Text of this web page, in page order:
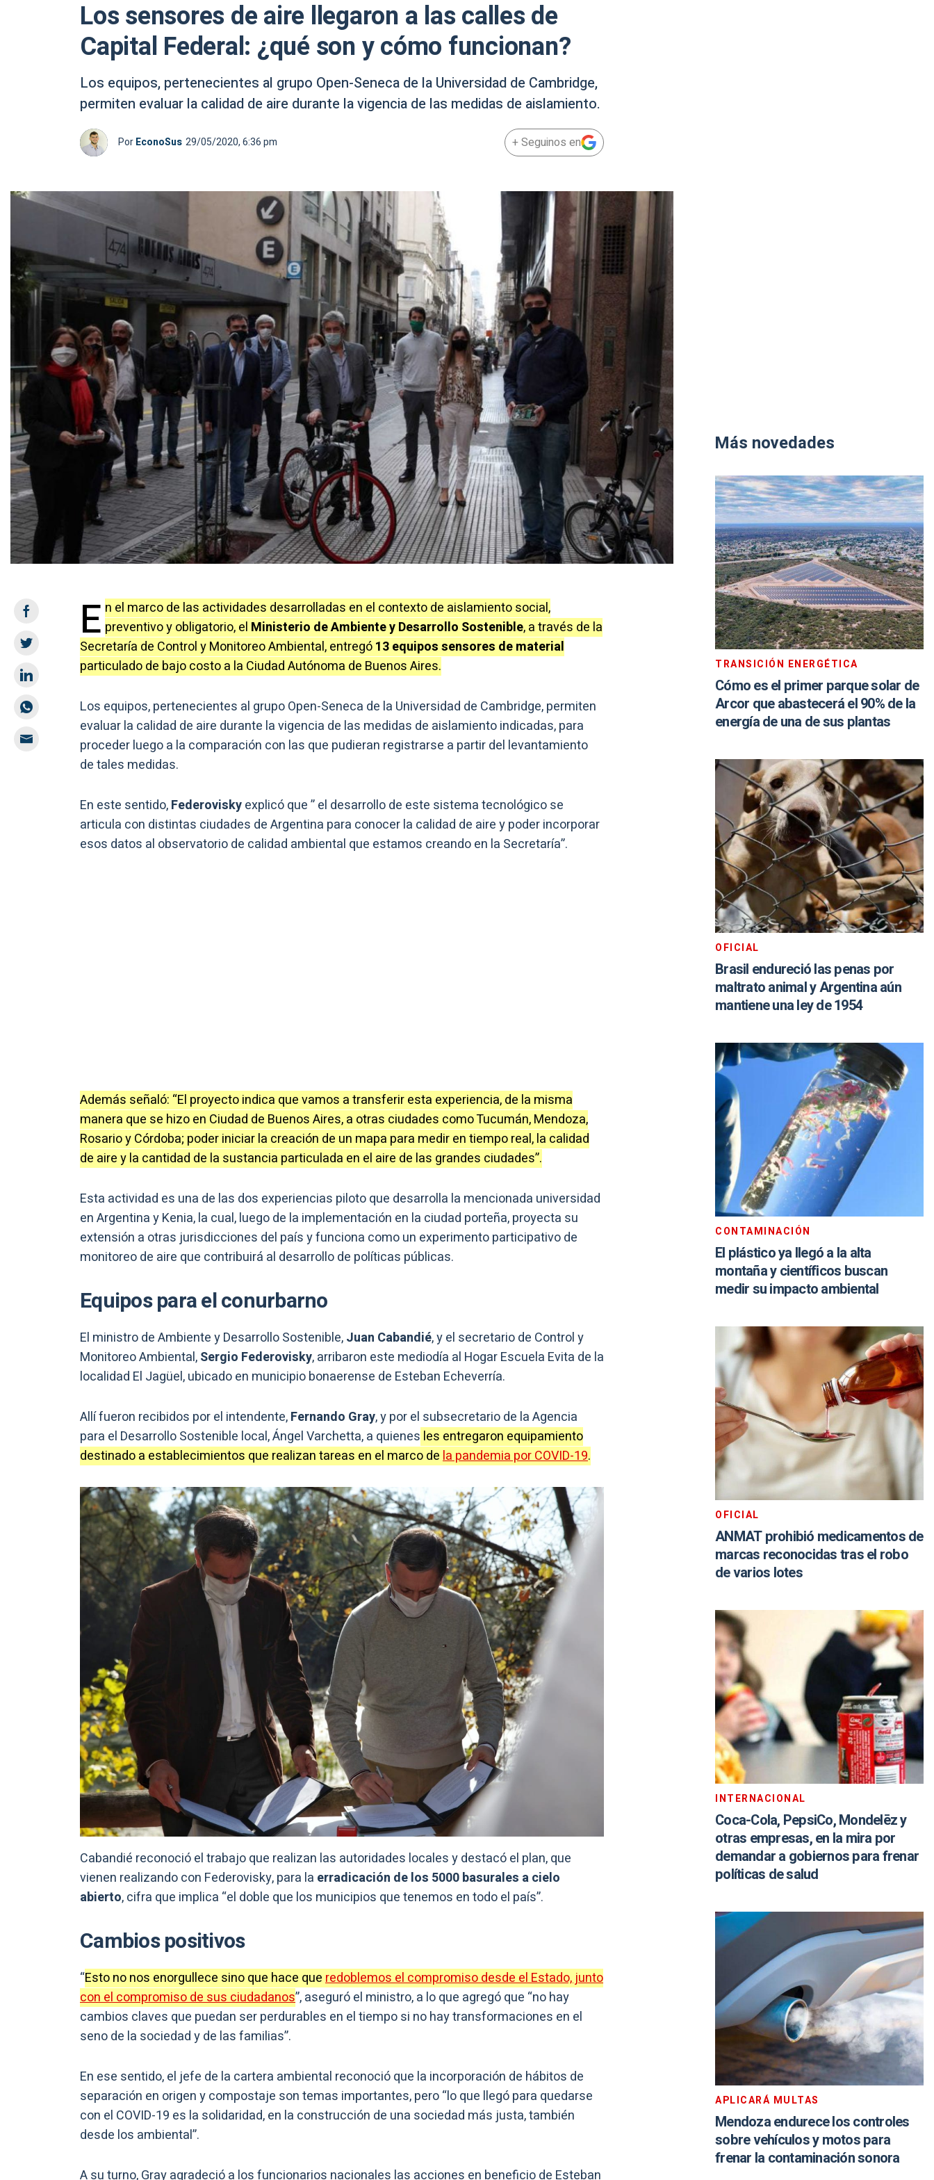
Los sensores de aire llegaron a las calles de
Capital Federal: ¿qué son y cómo funcionan?
Los equipos, pertenecientes al grupo Open-Seneca de la Universidad de Cambridge,
permiten evaluar la calidad de aire durante la vigencia de las medidas de aislamiento.
PorEconoSus 29/05/2020, 6:36 pm + Seguinos en
E n el marco de las actividades desarrolladas en el contexto de aislamiento social,
preventivo y obligatorio, el Ministerio de Ambiente y Desarrollo Sostenible, a través de la
Secretaría de Control y Monitoreo Ambiental, entregó13 equipos sensores de material
particulado de bajo costo a la Ciudad Autónoma de Buenos Aires.
Los equipos, pertenecientes al grupo Open-Seneca de la Universidad de Cambridge, permiten
evaluar la calidad de aire durante la vigencia de las medidas de aislamiento indicadas, para
proceder luego a la comparación con las que pudieran registrarse a partir del levantamiento
de tales medidas.
En este sentido,Federoviskyexplicó que ” el desarrollo de este sistema tecnológico se
articula con distintas ciudades de Argentina para conocer la calidad de aire y poder incorporar
esos datos al observatorio de calidad ambiental que estamos creando en la Secretaría”.
Además señaló: “El proyecto indica que vamos a transferir esta experiencia, de la misma
manera que se hizo en Ciudad de Buenos Aires, a otras ciudades como Tucumán, Mendoza,
Rosario y Córdoba; poder iniciar la creación de un mapa para medir en tiempo real, la calidad
de aire y la cantidad de la sustancia particulada en el aire de las grandes ciudades”.
Esta actividad es una de las dos experiencias piloto que desarrolla la mencionada universidad
en Argentina y Kenia, la cual, luego de la implementación en la ciudad porteña, proyecta su
extensión a otras jurisdicciones del país y funciona como un experimento participativo de
monitoreo de aire que contribuirá al desarrollo de políticas públicas.
Equipos para el conurbarno
El ministro de Ambiente y Desarrollo Sostenible,Juan Cabandié, y el secretario de Control y
Monitoreo Ambiental,Sergio Federovisky, arribaron este mediodía al Hogar Escuela Evita de la
localidad El Jagüel, ubicado en municipio bonaerense de Esteban Echeverría.
Allí fueron recibidos por el intendente,Fernando Gray, y por el subsecretario de la Agencia
para el Desarrollo Sostenible local, Ángel Varchetta, a quienes les entregaron equipamiento
destinado a establecimientos que realizan tareas en el marco dela pandemia por COVID-19.
Cabandié reconoció el trabajo que realizan las autoridades locales y destacó el plan, que
vienen realizando con Federovisky, para la erradicación de los 5000 basurales a cielo
abierto, cifra que implica “el doble que los municipios que tenemos en todo el país”.
Cambios positivos
“Esto no nos enorgullece sino que hace queredoblemos el compromiso desde el Estado, junto
con el compromiso de sus ciudadanos”, aseguró el ministro, a lo que agregó que “no hay
cambios claves que puedan ser perdurables en el tiempo si no hay transformaciones en el
seno de la sociedad y de las familias”.
En ese sentido, el jefe de la cartera ambiental reconoció que la incorporación de hábitos de
separación en origen y compostaje son temas importantes, pero “lo que llegó para quedarse
con el COVID-19 es la solidaridad, en la construcción de una sociedad más justa, también
desde los ambiental”.
A su turno, Gray agradeció a los funcionarios nacionales las acciones en beneficio de Esteban
Más novedades
TRANSICIÓN ENERGÉTICA
Cómo es el primer parque solar de
Arcor que abastecerá el 90% de la
energía de una de sus plantas
OFICIAL
Brasil endureció las penas por
maltrato animal y Argentina aún
mantiene una ley de 1954
CONTAMINACIÓN
El plástico ya llegó a la alta
montaña y científicos buscan
medir su impacto ambiental
OFICIAL
ANMAT prohibió medicamentos de
marcas reconocidas tras el robo
de varios lotes
INTERNACIONAL
Coca-Cola, PepsiCo, Mondelēz y
otras empresas, en la mira por
demandar a gobiernos para frenar
políticas de salud
APLICARÁ MULTAS
Mendoza endurece los controles
sobre vehículos y motos para
frenar la contaminación sonora